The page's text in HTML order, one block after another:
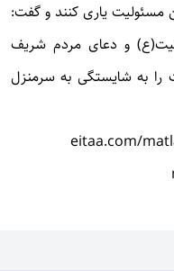
مسئولیت یاری کنند و گفت:
و دعای مردم شریف
را به شایستگی به سرمنزل
eitaa.com/